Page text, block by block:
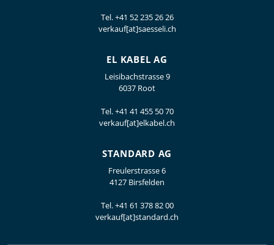
Tel.+41 52 235 26 26
verkauf[at]saesseli.ch
EL KABEL AG
Leisibachstrasse 9
6037 Root
Tel.+41 41 455 50 70
verkauf[at]elkabel.ch
STANDARD AG
Freulerstrasse 6
4127 Birsfelden
Tel.+41 61 378 82 00
verkauf[at]standard.ch